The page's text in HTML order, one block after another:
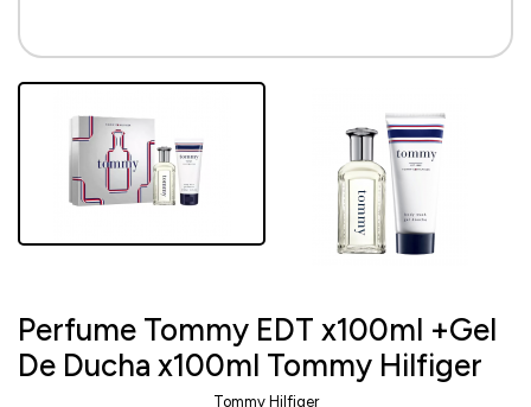
Perfume Tommy EDT x100ml +Gel
De Ducha x100ml Tommy Hilfiger
Tommy Hilfiger